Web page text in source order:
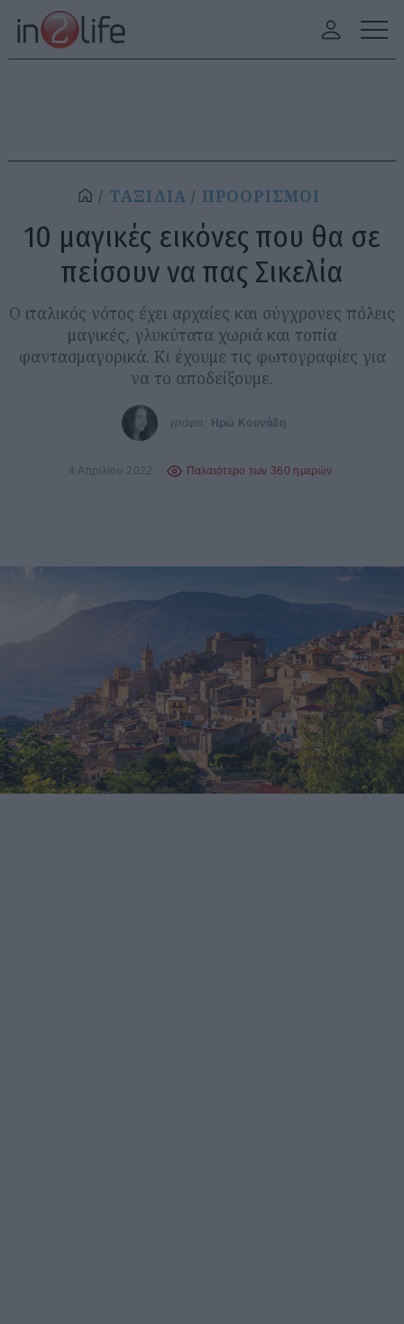
ΤΑΞΙΔΙΑ ΠΡΟΟΡΙΣΜΟΙ
10 μαγικές εικόνες που θα σε
πείσουν να πας Σικελία
Ο ιταλικός νότος έχει αρχαίες και σύγχρονες πόλεις
μαγικές, γλυκύτατα χωριά και τοπία
φαντασμαγορικά. Κι έχουμε τις φωτογραφίες για
να το αποδείξουμε.
γράφει: Ηρώ Κουνάδη
4 Απριλίου 2022 Παλαιότερο των 360 ημερών